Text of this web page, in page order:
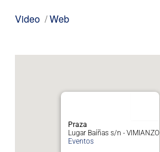
Video /Web
Praza
Lugar Baíñas s/n - VIMIANZO
Eventos